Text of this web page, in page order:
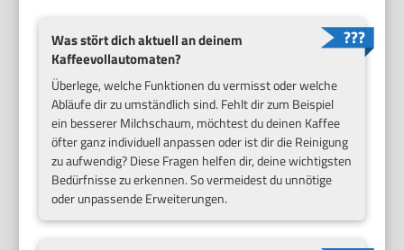
Was stört dich aktuell an deinem
Kaffeevollautomaten?
Überlege, welche Funktionen du vermisst oder welche
Abläufe dir zu umständlich sind. Fehlt dir zum Beispiel
ein besserer Milchschaum, möchtest du deinen Kaffee
öfter ganz individuell anpassen oder ist dir die Reinigung
zu aufwendig? Diese Fragen helfen dir, deine wichtigsten
Bedürfnisse zu erkennen. So vermeidest du unnötige
oder unpassende Erweiterungen.